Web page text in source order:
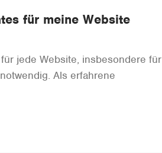
für meine Website
jede Website, insbesondere für
Als erfahrene